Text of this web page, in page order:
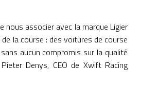
nous associer avec la marque Ligier
la course : des voitures de course
aucun compromis sur la qualité
Denys, CEO de Xwift Racing